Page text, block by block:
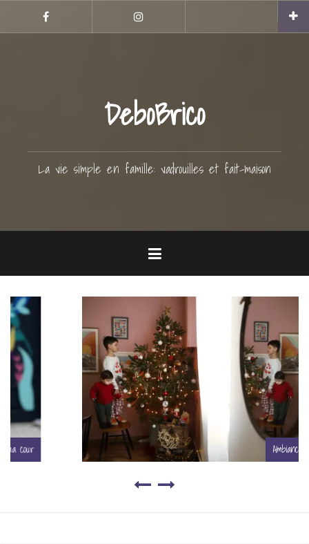
contenu
Facebook
DeboBrico
La vie simple en famille: vadrouilles et fait-maison
Ambiance Noël